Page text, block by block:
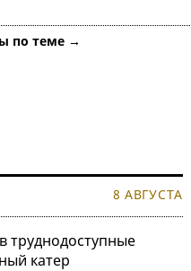
по теме →
8 АВГУСТА
труднодоступные
катер